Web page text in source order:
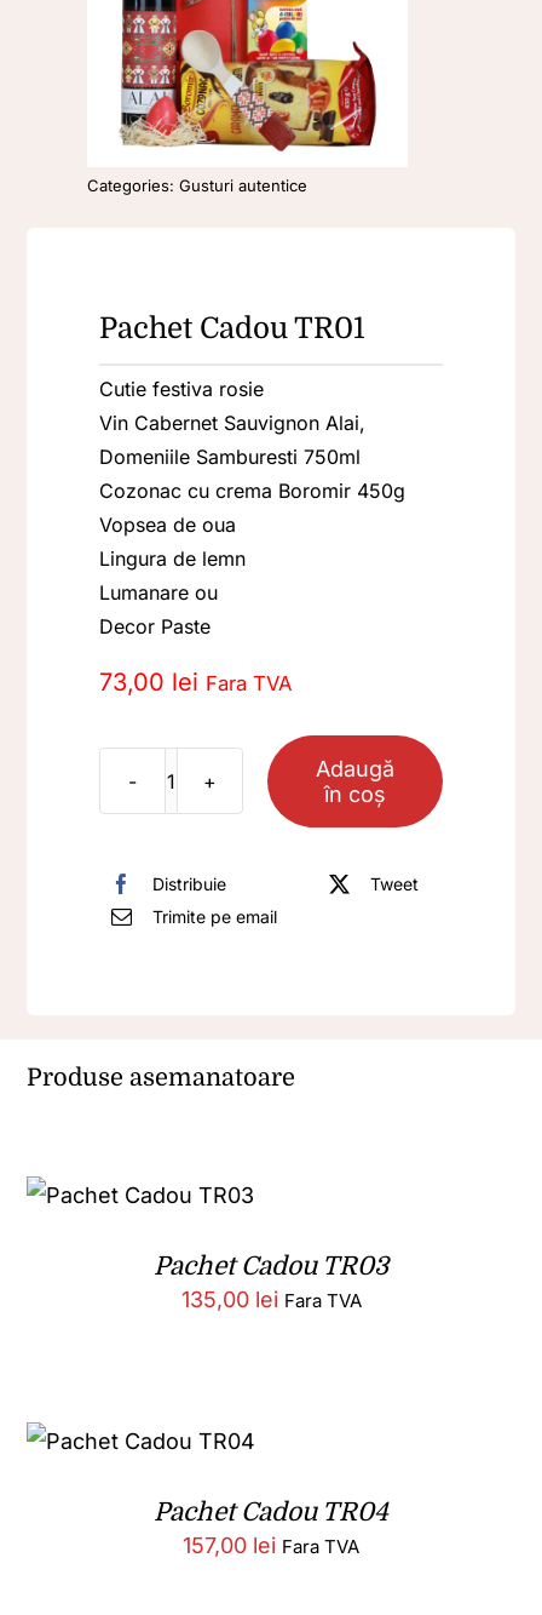
Categories:Gusturi autentice
Pachet Cadou TR01
Cutie festiva rosie
Vin Cabernet Sauvignon Alai,
Domeniile Samburesti 750ml
Cozonac cu crema Boromir 450g
Vopsea de oua
Lingura de lemn
Lumanare ou
Decor Paste
73,00 lei Fara TVA
Cantitate
TR01
Adaugă
în coș
Distribuie
Tweet
Trimite pe email
Produse asemanatoare
Pachet Cadou TR03
135,00 lei Fara TVA
Pachet Cadou TR04
157,00 lei Fara TVA